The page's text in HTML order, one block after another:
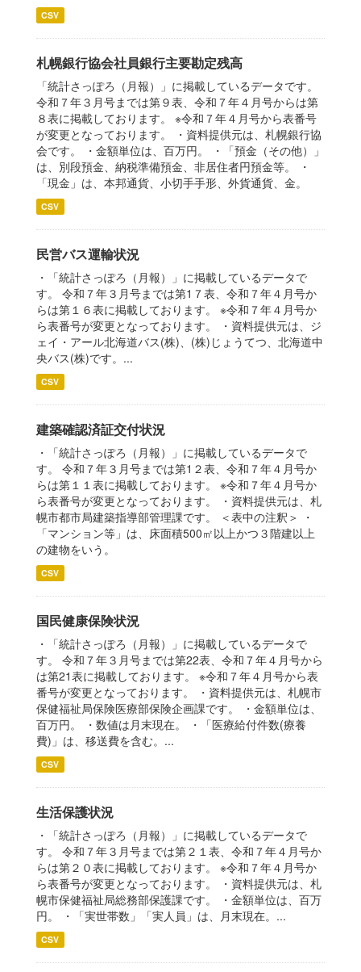
CSV
札幌銀行協会社員銀行主要勘定残高
「統計さっぽろ（月報）」に掲載しているデータです。
令和７年３月号までは第９表、令和７年４月号からは第
８表に掲載しております。 ※令和７年４月号から表番号
が変更となっております。 ・資料提供元は、札幌銀行協
会です。 ・金額単位は、百万円。 ・「預金（その他）」
は、別段預金、納税準備預金、非居住者円預金等。 ・
「現金」は、本邦通貨、小切手手形、外貨通貨、金。
CSV
民営バス運輸状況
・「統計さっぽろ（月報）」に掲載しているデータで
す。 令和７年３月号までは第1７表、令和７年４月号か
らは第１６表に掲載しております。 ※令和７年４月号か
ら表番号が変更となっております。 ・資料提供元は、ジ
ェイ・アール北海道バス(株)、(株)じょうてつ、北海道中
央バス(株)です。...
CSV
建築確認済証交付状況
・「統計さっぽろ（月報）」に掲載しているデータで
す。 令和７年３月号までは第1２表、令和７年４月号か
らは第１１表に掲載しております。 ※令和７年４月号か
ら表番号が変更となっております。 ・資料提供元は、札
幌市都市局建築指導部管理課です。 ＜表中の注釈＞ ・
「マンション等」は、床面積500㎡以上かつ３階建以上
の建物をいう。
CSV
国民健康保険状況
・「統計さっぽろ（月報）」に掲載しているデータで
す。 令和７年３月号までは第22表、令和７年４月号から
は第21表に掲載しております。 ※令和７年４月号から表
番号が変更となっております。 ・資料提供元は、札幌市
保健福祉局保険医療部保険企画課です。 ・金額単位は、
百万円。 ・数値は月末現在。 ・「医療給付件数(療養
費)」は、移送費を含む。...
CSV
生活保護状況
・「統計さっぽろ（月報）」に掲載しているデータで
す。 令和７年３月号までは第２１表、令和７年４月号か
らは第２０表に掲載しております。 ※令和７年４月号か
ら表番号が変更となっております。 ・資料提供元は、札
幌市保健福祉局総務部保護課です。 ・金額単位は、百万
円。 ・「実世帯数」「実人員」は、月末現在。...
CSV